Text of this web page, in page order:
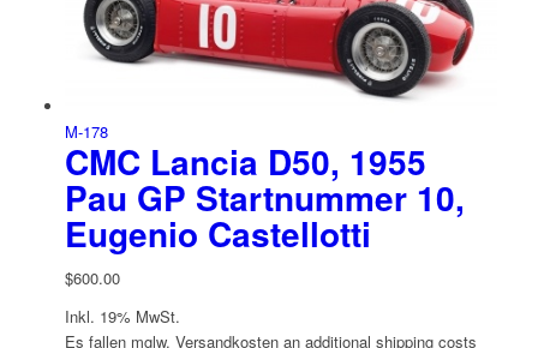
M-178
CMC Lancia D50, 1955
Pau GP Startnummer 10,
Eugenio Castellotti
$600.00
Inkl. 19% MwSt.
Es fallen mglw. Versand­kosten an additional shipping costs